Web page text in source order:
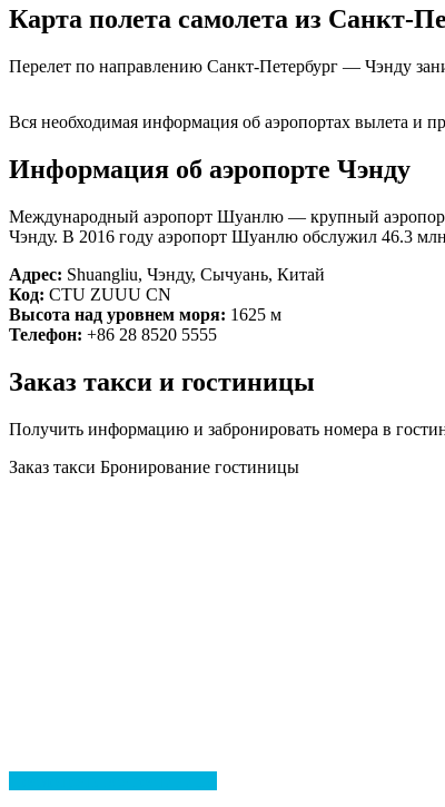
Карта полета самолета из Санкт-
Перелет по направлению Санкт-Петербург — Чэнду
Вся необходимая информация об аэропортах вылета и
Информация об аэропорте Чэнду
Международный аэропорт Шуанлю — крупный аэропорт
Чэнду. В 2016 году аэропорт Шуанлю обслужил 46.3
Адрес: Shuangliu, Чэнду, Сычуань, Китай
Код: CTU ZUUU CN
Высота над уровнем моря: 1625 м
Телефон: +86 28 8520 5555
Заказ такси и гостиницы
Получить информацию и забронировать номера в
Заказ такси Бронирование гостиницы